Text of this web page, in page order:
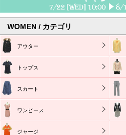
WOMEN / カテゴリ
アウター
トップス
スカート
ワンピース
ジャージ